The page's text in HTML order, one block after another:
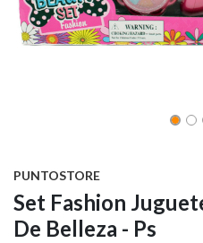
PUNTOSTORE
Set Fashion
De Belleza - Ps